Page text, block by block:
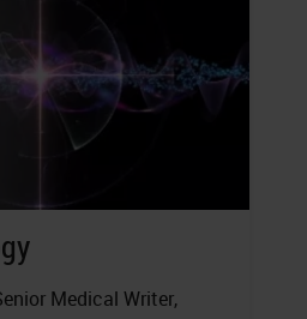
Medical Writer,